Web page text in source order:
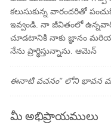
కలుసుకున్న వారందరితో
ఇవ్వండి. నా జీవితంలో
చూడటానికి నాకు జ్ఞానం
నేను ప్రార్థిస్తున్నాను. ఆమెన్
ఈనాటి వచనం" లోని భావన
మీ అభిప్రాయములు